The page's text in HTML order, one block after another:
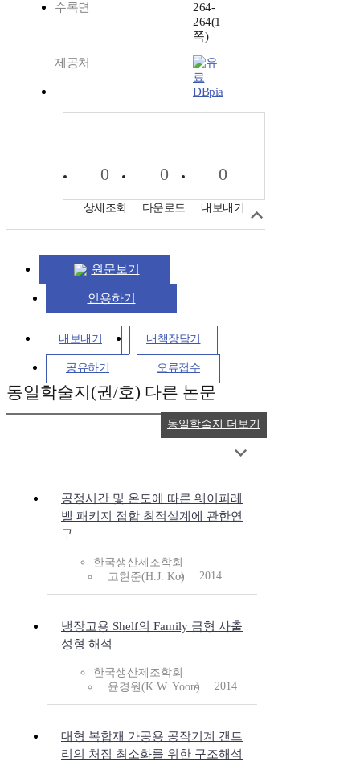
수록면
264-
264(1
쪽)
제공처
DBpia
0
상세조회
0
다운로드
0
내보내기
원문보기
인용하기
내보내기 내책장담기
공유하기 오류접수
동일학술지(권/호) 다른 논문
공정시간 및 온도에 따른 웨이퍼레
벨 패키지 접합 최적설계에 관한연
구
한국생산제조학회
고현준(H.J. Ko)
2014
냉장고용 Shelf의 Family 금형 사출
성형 해석
한국생산제조학회
윤경원(K.W. Yoon)
2014
대형 복합재 가공용 공작기계 갠트
리의 처짐 최소화를 위한 구조해석
동일학술지 더보기